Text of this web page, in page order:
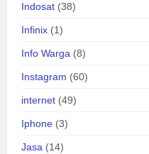
Indosat (38)
Infinix (1)
Info Warga (8)
Instagram (60)
internet (49)
Iphone (3)
Jasa (14)